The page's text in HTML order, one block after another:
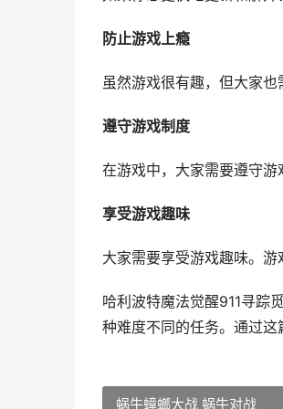
防止游戏上瘾
虽然游戏很有趣，但大家
遵守游戏制度
在游戏中，大家需要遵守游
享受游戏趣味
大家需要享受游戏趣味。游
哈利波特魔法觉醒911寻踪
种难度不同的任务。通过这
蜗牛蟑螂大战 蜗牛对战